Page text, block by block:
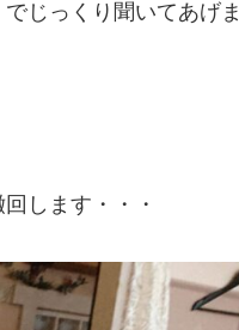
じっくり聞いてあげま
します・・・